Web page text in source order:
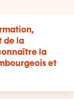
de la
la
et